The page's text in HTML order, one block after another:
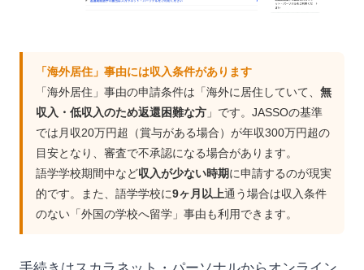
「海外居住」事由には収入条件があります
「海外居住」事由の申請条件は「海外に居住していて、 無
収入・低収入のため返還困難な方」です。JASSOの基準
では月収20万円超（賞与がある場合）が年収300万円超の
目安となり、審査で不承認になる場合があります。
語学学校期間中など収入が少ない時期に申請するのが現実
的です。また、語学学校に9ヶ月以上通う場合は収入条件
のない「外国の学校へ留学」事由も利用できます。